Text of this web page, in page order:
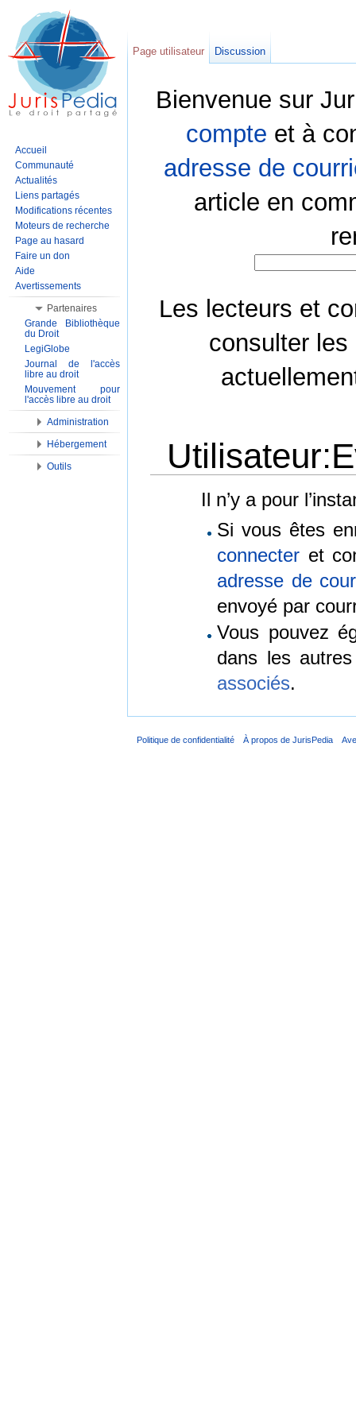
Bienvenue sur
compte et à
adresse de
article en
Les lecteurs et
consulter les
Il n’y a pour
Si vous êtes
connecter et
adresse de
envoyé par
Vous pouvez
dans les
associés.
Page utilisateur Discussion
Accueil
Communauté
Actualités
Liens partagés
Modifications récentes
Moteurs de recherche
Page au hasard
Faire un don
Aide
Avertissements
Partenaires
Grande Bibliothèque
du Droit
LegiGlobe
Journal de l'accès
libre au droit
Mouvement pour
l'accès libre au droit
Administration
Hébergement
Outils
Politique de confidentialité À propos de JurisPedia